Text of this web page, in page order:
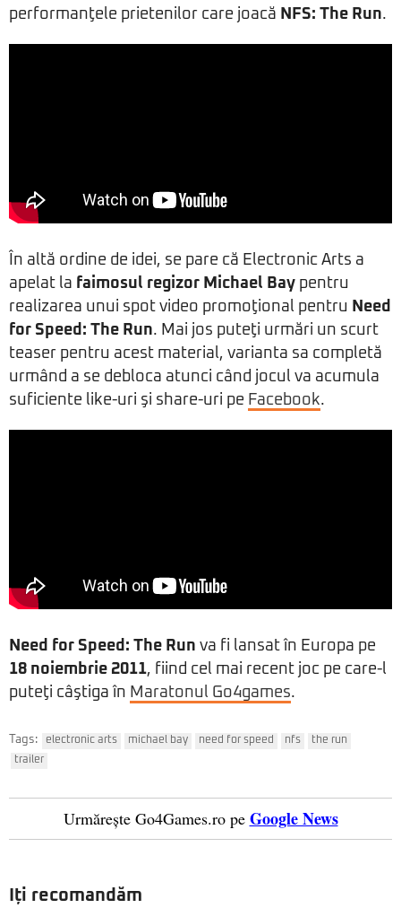
performanţele prietenilor care joacă NFS: The Run.
În altă ordine de idei, se pare că Electronic Arts a
apelat la faimosul regizor Michael Bay pentru
realizarea unui spot video promoţional pentru Need
for Speed: The Run. Mai jos puteţi urmări un scurt
teaser pentru acest material, varianta sa completă
urmând a se debloca atunci când jocul va acumula
suficiente like-uri şi share-uri pe Facebook.
Need for Speed: The Run va fi lansat în Europa pe
18 noiembrie 2011, fiind cel mai recent joc pe care-l
puteţi câştiga în Maratonul Go4games.
Tags: electronic arts michael bay need for speed nfs
the run
trailer
Urmărește Go4Games.ro pe Google News
Iți recomandăm